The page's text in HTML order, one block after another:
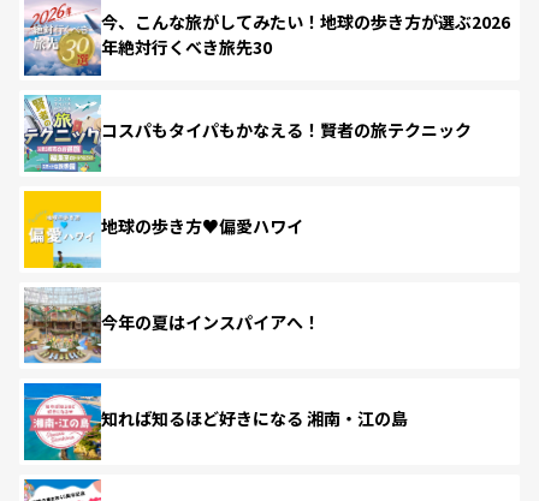
今、こんな旅がしてみたい！地球の歩き方が選ぶ2026
年絶対行くべき旅先30
コスパもタイパもかなえる！賢者の旅テクニック
地球の歩き方♥偏愛ハワイ
今年の夏はインスパイアへ！
知れば知るほど好きになる 湘南・江の島